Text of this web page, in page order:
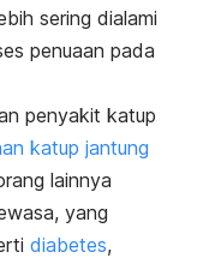
sering dialami
penuaan pada
penyakit katup
katup jantung
lainnya
yang
diabetes,